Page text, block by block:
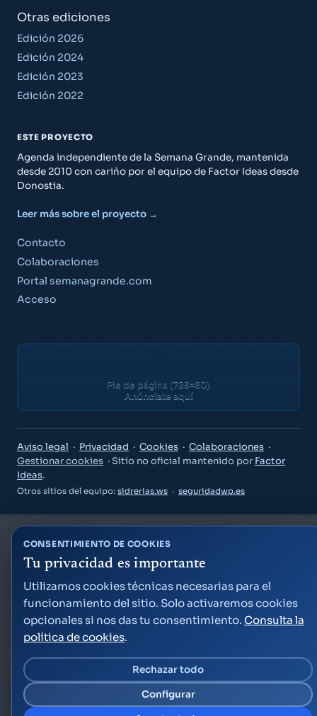
Otras ediciones
Edición 2026
Edición 2024
Edición 2023
Edición 2022
ESTE PROYECTO
Agenda independiente de la Semana Grande, mantenida
desde 2010 con cariño por el equipo de Factor Ideas desde
Donostia.
Leer más sobre el proyecto →
Contacto
Colaboraciones
Portal semanagrande.com
Acceso
Pie de página (728×80)
Anúnciate aquí
Aviso legal · Privacidad · Cookies · Colaboraciones ·
Gestionar cookies · Sitio no oficial mantenido por Factor
Ideas.
Otros sitios del equipo: sidrerias.ws · seguridadwp.es
CONSENTIMIENTO DE COOKIES
Tu privacidad es importante
Utilizamos cookies técnicas necesarias para el
funcionamiento del sitio. Solo activaremos cookies
opcionales si nos das tu consentimiento. Consulta la
política de cookies.
Rechazar todo
Configurar
«¿Qué puedo hacer el viernes por la noche?»
«Planes para niños este fin de semana»
«¿A qué hora son los fuegos artificiales?»